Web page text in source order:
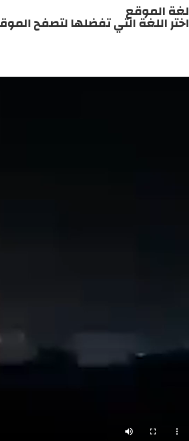
لغة الموقع
اختر اللغة التي تفضلها لتصفح